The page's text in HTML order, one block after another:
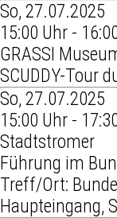
So, 27.07.2025
15:00 Uhr -
GRASSI
SCUDDY-Tour
So, 27.07.2025
15:00 Uhr -
Stadtstromer
Führung im
Treff/Ort:
Haupteingang,